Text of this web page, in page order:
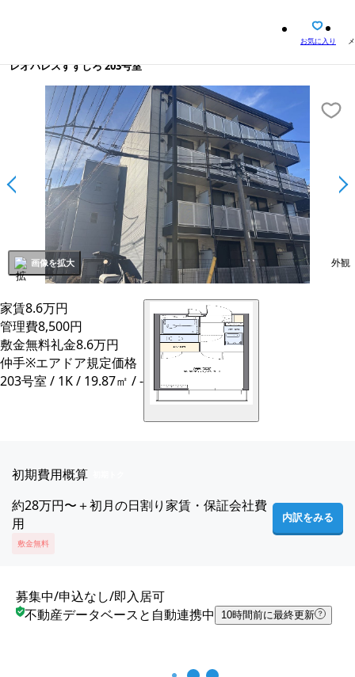
お気に入り
レオパレスすずしろ 203号室
外観
画像を拡大
家賃8.6万円
管理費8,500円
敷金無料礼金8.6万円
仲手※エアドア規定価格
203号室 / 1K / 19.87㎡ / -
初期費用概算
約28万円〜＋初月の日割り家賃・保証会社費
用
内訳をみる
敷金無料
募集中/申込なし/即入居可
不動産データベースと自動連携中
10時間前に最終更新